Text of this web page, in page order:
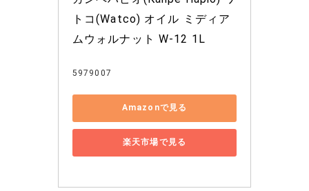
トコ(Watco) オイル ミディア
ムウォルナット W-12 1L
5979007
Amazonで見る
楽天市場で見る